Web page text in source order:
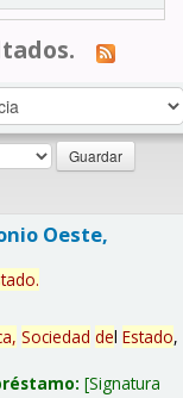
Oeste,
.
Sociedad del Estado,
Signatura